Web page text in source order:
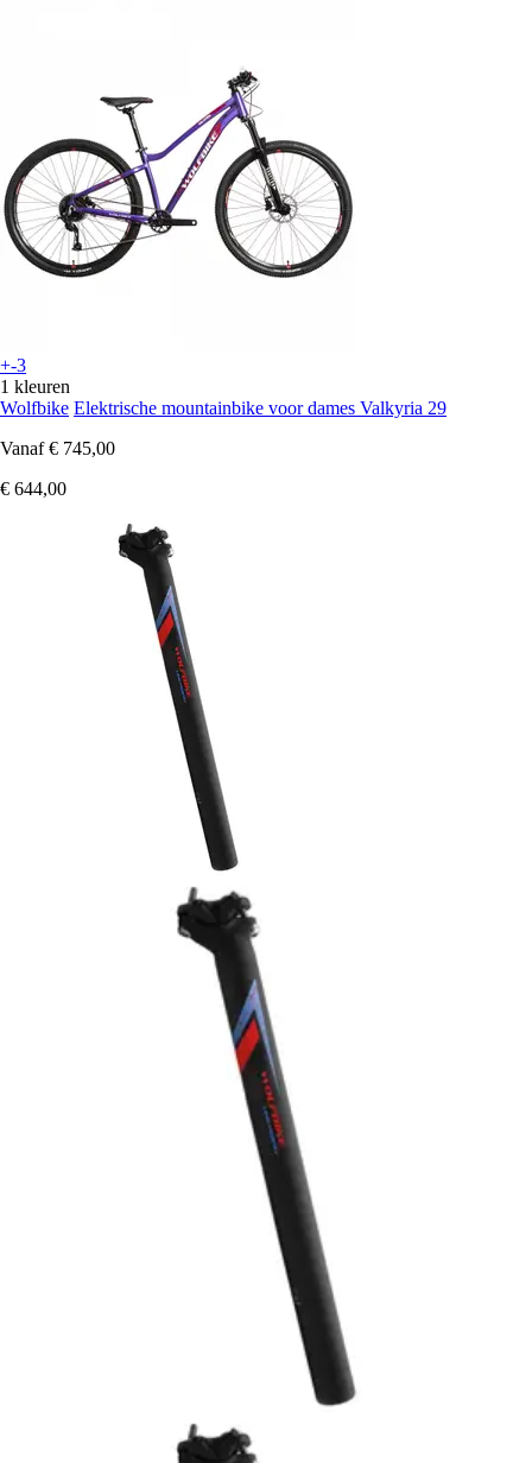
+-3
1 kleuren
Wolfbike Elektrische mountainbike voor dames Valkyria 29
Vanaf € 745,00
€ 644,00